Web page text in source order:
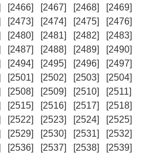
[2466] [2467] [2468]
[2469]
[2473] [2474] [2475]
[2476]
[2480] [2481] [2482]
[2483]
[2487] [2488] [2489]
[2490]
[2494] [2495] [2496]
[2497]
[2501] [2502] [2503]
[2504]
[2508] [2509] [2510]
[2511]
[2515] [2516] [2517]
[2518]
[2522] [2523] [2524]
[2525]
[2529] [2530] [2531]
[2532]
[2536] [2537] [2538]
[2539]